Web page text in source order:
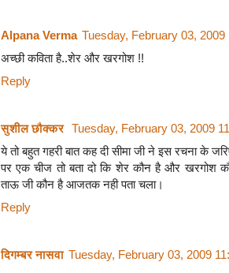
Alpana Verma Tuesday, February 03, 2009
अच्छी कविता है..शेर और खरगोश !!
Reply
सुशील छौक्कर Tuesday, February 03, 2009
ये तो बहुत गहरी बात कह दी सीमा जी ने इस रचना के
पर एक चीज तो बता दो कि शेर कौन है और खरगोश
ताऊ जी कौन है आजतक नही पता चला।
Reply
दिगम्बर नासवा Tuesday, February 03, 2009